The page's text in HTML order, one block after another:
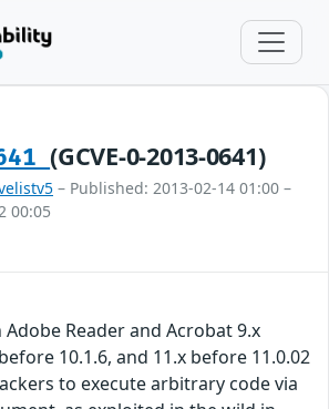
(GCVE-0-2013-0641)
– Published: 2013-02-14 01:00 –
00:05
Reader and Acrobat 9.x
10.1.6, and 11.x before 11.0.02
to execute arbitrary code via